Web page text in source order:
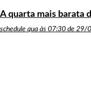
A quarta mais barata
schedule qua às 07:30 de 29/